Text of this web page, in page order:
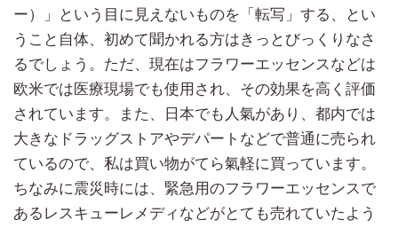
ー）」という目に見えないものを「転写」する、とい
うこと自体、初めて聞かれる方はきっとびっくりなさ
るでしょう。ただ、現在はフラワーエッセンスなどは
欧米では医療現場でも使用され、その効果を高く評価
されています。また、日本でも人氣があり、都内では
大きなドラッグストアやデパートなどで普通に売られ
ているので、私は買い物がてら氣軽に買っています。
ちなみに震災時には、緊急用のフラワーエッセンスで
あるレスキューレメディなどがとても売れていたよう